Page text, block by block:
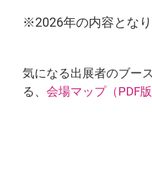
※2026年の内容となり
気になる出展者のブー
る、 会場マップ（PDF版